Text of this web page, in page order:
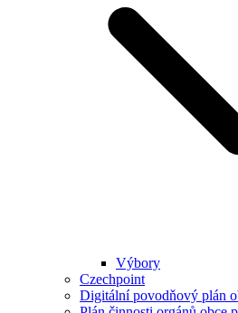
Výbory
Czechpoint
Digitální povodňový plán